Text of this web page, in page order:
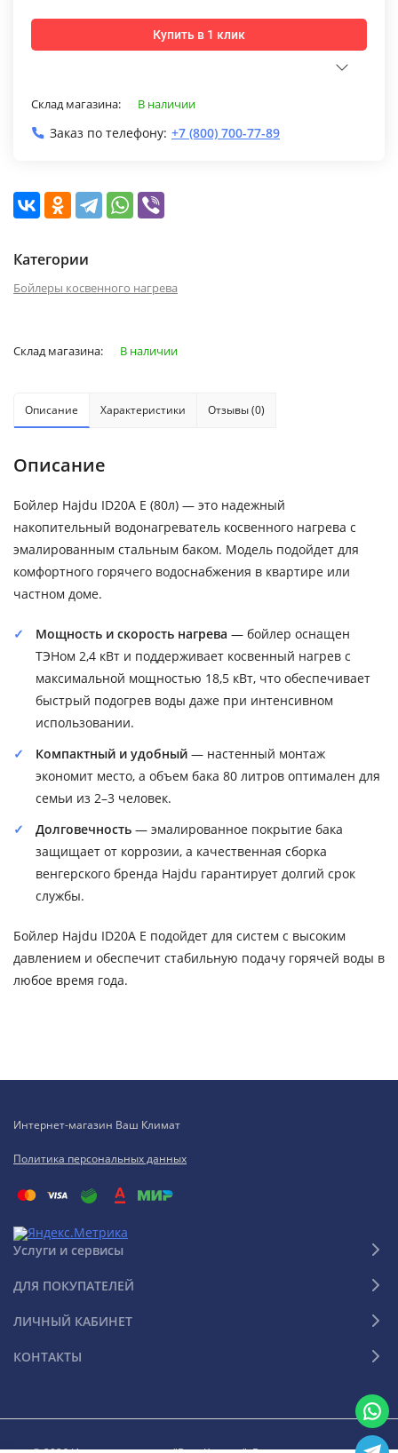
Купить в 1 клик
Склад магазина: В наличии
Заказ по телефону: +7 (800) 700-77-89
Категории
Бойлеры косвенного нагрева
Склад магазина: В наличии
Описание Характеристики Отзывы (0)
Описание
Бойлер Hajdu ID20A E (80л) — это надежный
накопительный водонагреватель косвенного нагрева с
эмалированным стальным баком. Модель подойдет для
комфортного горячего водоснабжения в квартире или
частном доме.
Мощность и скорость нагрева — бойлер оснащен
ТЭНом 2,4 кВт и поддерживает косвенный нагрев с
максимальной мощностью 18,5 кВт, что обеспечивает
быстрый подогрев воды даже при интенсивном
использовании.
Компактный и удобный — настенный монтаж
экономит место, а объем бака 80 литров оптимален для
семьи из 2–3 человек.
Долговечность — эмалированное покрытие бака
защищает от коррозии, а качественная сборка
венгерского бренда Hajdu гарантирует долгий срок
службы.
Бойлер Hajdu ID20A E подойдет для систем с высоким
давлением и обеспечит стабильную подачу горячей воды в
любое время года.
Интернет-магазин Ваш Климат
Политика персональных данных
Услуги и сервисы
ДЛЯ ПОКУПАТЕЛЕЙ
ЛИЧНЫЙ КАБИНЕТ
КОНТАКТЫ